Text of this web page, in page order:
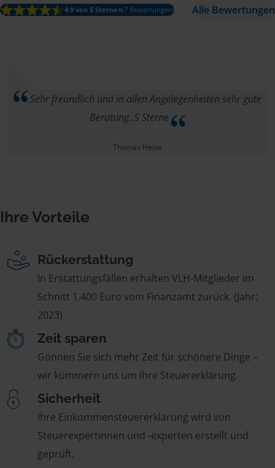
4.9 von 5 Sternen(7 Bewertungen) Alle Bewertungen
Sehr freundlich und in allen Angelegenheiten sehr gute
Beratung..5 Sterne
Thomas Heise
Ihre Vorteile
Rückerstattung
In Erstattungsfällen erhalten VLH-Mitglieder im
Schnitt 1.400 Euro vom Finanzamt zurück. (Jahr:
2023)
Zeit sparen
Gönnen Sie sich mehr Zeit für schönere Dinge –
wir kümmern uns um Ihre Steuererklärung.
Sicherheit
Ihre Einkommensteuererklärung wird von
Steuerexpertinnen und -experten erstellt und
geprüft.